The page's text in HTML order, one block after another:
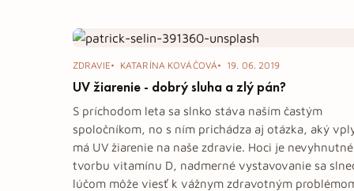
ZDRAVIE KATARÍNA KOVÁČOVÁ 19. 06. 2019
UV žiarenie - dobrý sluha a zlý pán?
S príchodom leta sa slnko stáva naším častým
spoločníkom, no s ním prichádza aj otázka, aký
má UV žiarenie na naše zdravie. Hoci je
tvorbu vitamínu D, nadmerné vystavovanie sa
lúčom môže viesť k vážnym zdravotným